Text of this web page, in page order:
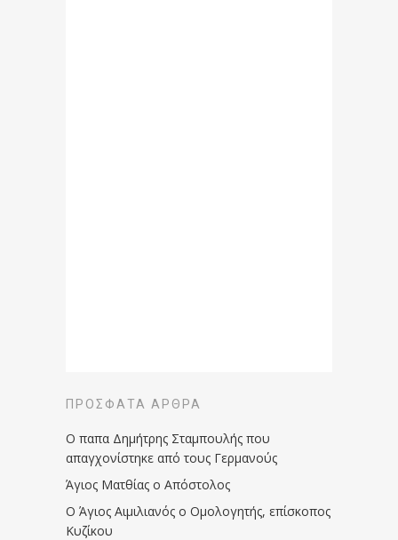
ΠΡΌΣΦΑΤΑ ΆΡΘΡΑ
Ο παπα Δημήτρης Σταμπουλής που
απαγχονίστηκε από τους Γερμανούς
Άγιος Ματθίας ο Απόστολος
Ο Άγιος Αιμιλιανός ο Ομολογητής, επίσκοπος
Κυζίκου